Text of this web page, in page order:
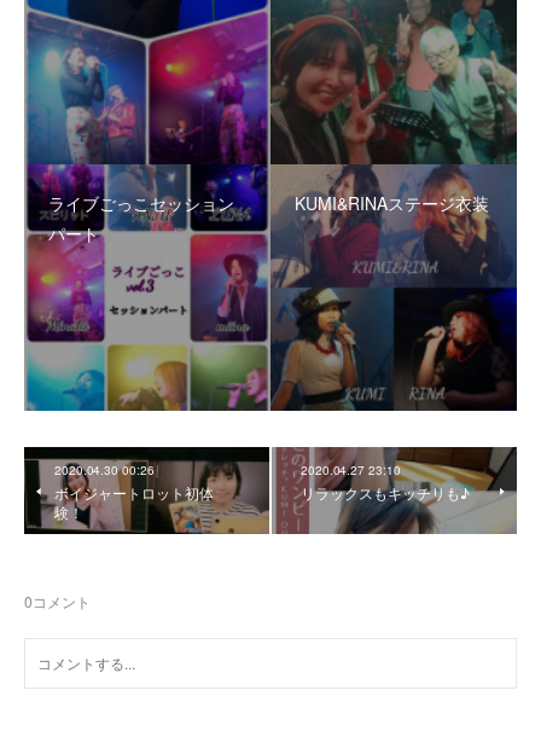
ライブごっこセッション
パート
KUMI&RINAステージ衣装
2020.04.30 00:26
ボイジャートロット初体
験！
2020.04.27 23:10
リラックスもキッチリも♪
0コメント